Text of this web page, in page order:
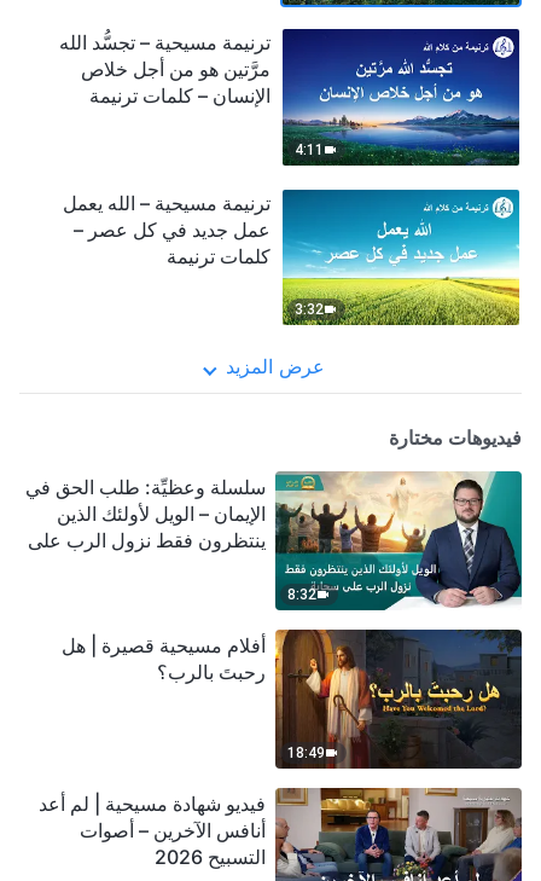
4:11
ترنيمة مسيحية – تجسُّد الله
مرَّتين هو من أجل خلاص
الإنسان – كلمات ترنيمة
3:32
ترنيمة مسيحية – الله يعمل
عمل جديد في كل عصر –
كلمات ترنيمة
عرض المزيد
فيديوهات مختارة
8:32
سلسلة وعظيِّة: طلب الحق في
الإيمان – الويل لأولئك الذين
ينتظرون فقط نزول الرب على
18:49
أفلام مسيحية قصيرة | هل
رحبتَ بالرب؟
فيديو شهادة مسيحية | لم أعد
أنافس الآخرين – أصوات
التسبيح 2026